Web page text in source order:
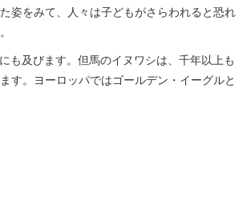
姿をみて、人々は子どもがさらわれると恐れ
も及びます。但馬のイヌワシは、千年以上も
す。ヨーロッパではゴールデン・イーグルと